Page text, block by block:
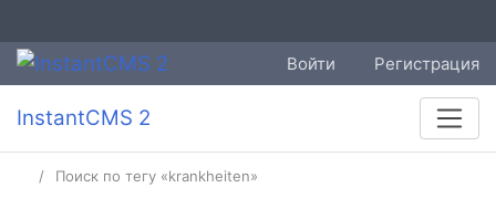
Войти Регистрация
InstantCMS 2
Поиск по тегу «krankheiten»